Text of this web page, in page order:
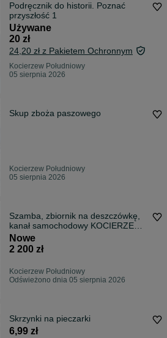
Podręcznik do historii. Poznać
przyszłość 1
Używane
20 zł
24,20 zł z Pakietem Ochronnym
Kocierzew Południowy
05 sierpnia 2026
Skup zboża paszowego
Kocierzew Południowy
05 sierpnia 2026
Szamba, zbiornik na deszczówkę,
kanał samochodowy KOCIERZEW
POŁUDNIOWY
Nowe
2 200 zł
Kocierzew Południowy
Odświeżono dnia 05 sierpnia 2026
Skrzynki na pieczarki
6,99 zł